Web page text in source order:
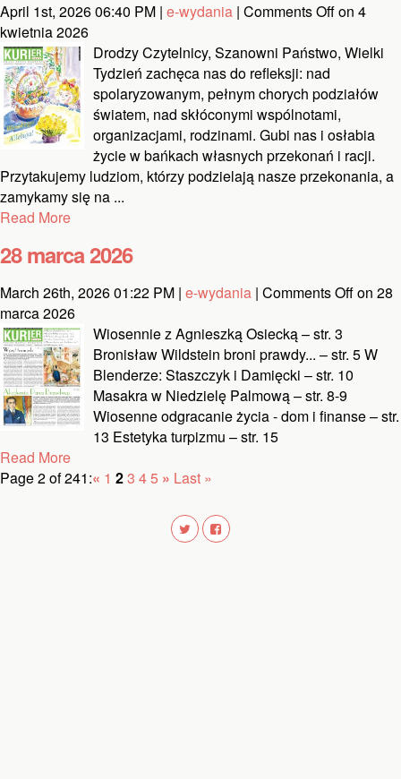
April 1st, 2026 06:40 PM | e-wydania | Comments Offon 4
kwietnia 2026
Drodzy Czytelnicy, Szanowni Państwo, Wielki
Tydzień zachęca nas do refleksji: nad
spolaryzowanym, pełnym chorych podziałów
światem, nad skłóconymi wspólnotami,
organizacjami, rodzinami. Gubi nas i osłabia
życie w bańkach własnych przekonań i racji.
Przytakujemy ludziom, którzy podzielają nasze przekonania, a
zamykamy się na ...
Read More
28 marca 2026
March 26th, 2026 01:22 PM | e-wydania | Comments Offon 28
marca 2026
Wiosennie z Agnieszką Osiecką – str. 3
Bronisław Wildstein broni prawdy... – str. 5 W
Blenderze: Staszczyk i Damięcki – str. 10
Masakra w Niedzielę Palmową – str. 8-9
Wiosenne odgracanie życia - dom i finanse – str.
13 Estetyka turpizmu – str. 15
Read More
Page 2 of 241:« 1 23 45 » Last »